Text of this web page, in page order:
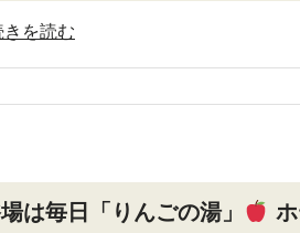
を読む
は毎日「りんごの湯」